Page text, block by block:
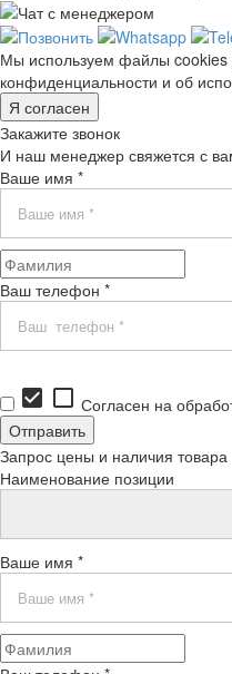
Мы используем файлы cookies
конфиденциальности и об
Я согласен
Закажите звонок
И наш менеджер свяжется с
Ваше имя *
Ваш телефон *
check_box check_box_outline_blank Согласен на
Запрос цены и наличия товара
Наименование позиции
Ваше имя *